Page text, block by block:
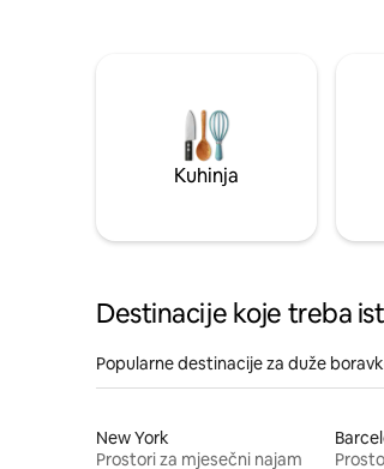
Kuhinja
Destinacije koje treba
Popularne destinacije za duže
New York
Prostori za mjesečni najam